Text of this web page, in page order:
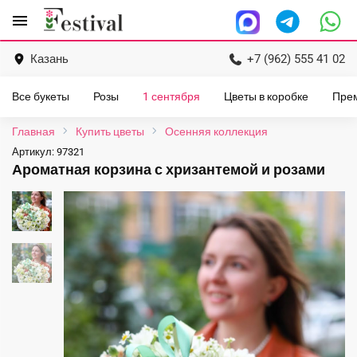
menu
Перейти
содержанию
Казань +7 (962) 555 41 02
Все букеты Розы 1 сентября Цветы в коробке
Главная Купить цветы Осенняя коллекция
Артикул: 97321
Ароматная корзина с хризантемой и розами